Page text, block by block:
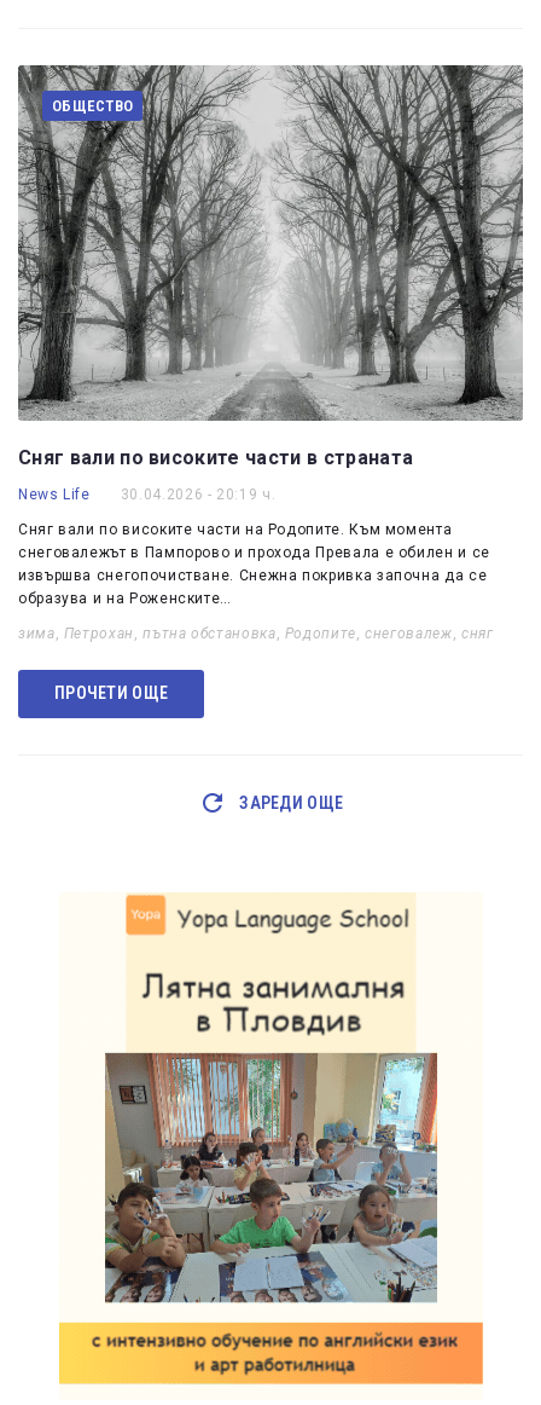
ОБЩЕСТВО
Сняг вали по високите части в страната
News Life 30.04.2026 - 20:19 ч.
Сняг вали по високите части на Родопите. Към момента
снеговалежът в Пампорово и прохода Превала е обилен и се
извършва снегопочистване. Снежна покривка започна да се
образува и на Роженските…
зима Петрохан ,пътна обстановка Родопите ,снеговалеж сняг
ПРОЧЕТИ ОЩЕ
ЗАРЕДИ ОЩЕ